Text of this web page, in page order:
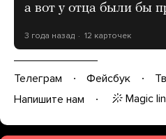
а вот у отца были бы
3 года назад 12 карточек
Телеграм Фейсбук
Напишите нам
Magic